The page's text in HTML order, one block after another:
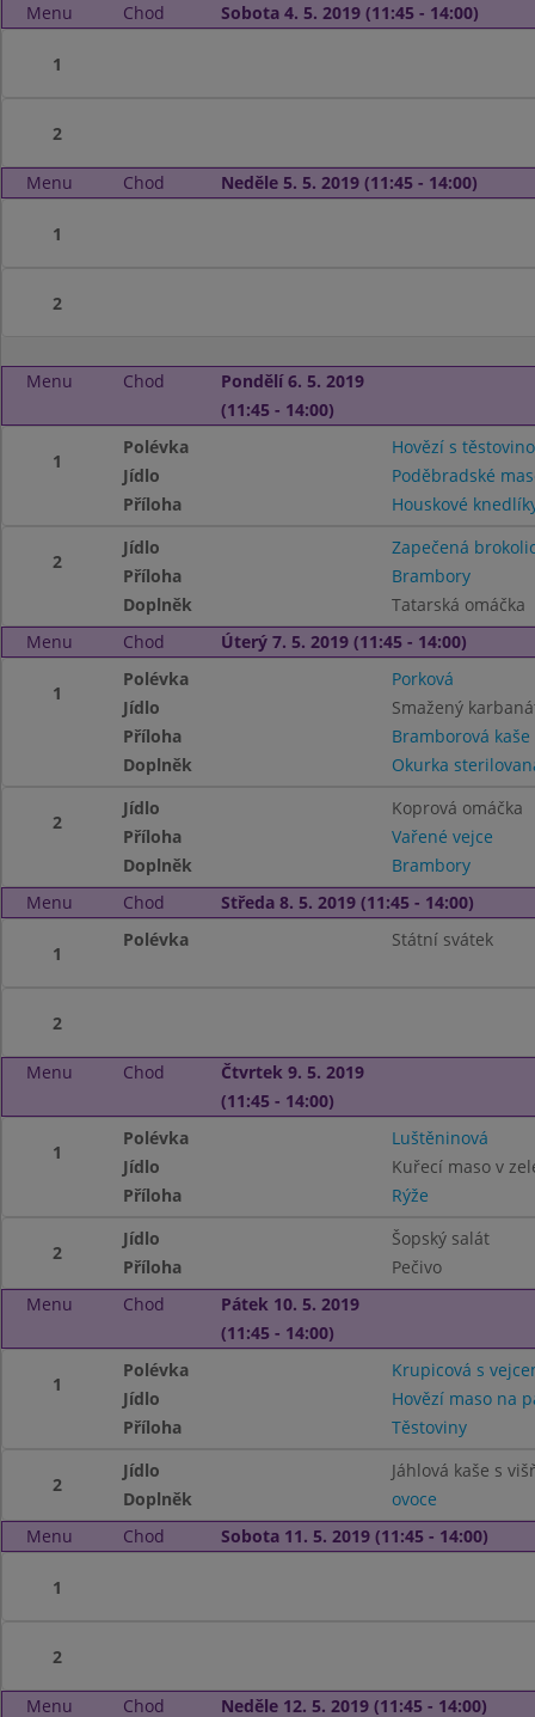
Menu
Chod Sobota 4. 5. 2019 (11:45 - 14:00)
1
2
Menu Chod Neděle 5. 5. 2019 (11:45 - 14:00)
1
2
Menu Chod
Pondělí 6. 5. 2019
(11:45 - 14:00)
1
Polévka
Hovězí s
Jídlo
Poděbradské
Příloha
Houskové
2
Jídlo
Zapečená
Příloha
Brambory
Doplněk
Tatarská omáčka
Menu
Chod Úterý 7. 5. 2019 (11:45 - 14:00)
1
Polévka
Porková
Jídlo
Smažený
Příloha
Bramborová kaše
Doplněk
Okurka
2
Jídlo
Koprová omáčka
Příloha
Vařené vejce
Doplněk
Brambory
Menu
Chod Středa 8. 5. 2019 (11:45 - 14:00)
1
Polévka Státní svátek
2
Menu Chod
Čtvrtek 9. 5. 2019
(11:45 - 14:00)
1
Polévka
Luštěninová
Jídlo
Kuřecí maso v
Příloha
Rýže
2
Jídlo
Šopský salát
Příloha
Pečivo
Menu
Chod
Pátek 10. 5. 2019
(11:45 - 14:00)
1
Polévka
Krupicová s
Jídlo
Hovězí maso na
Příloha
Těstoviny
2
Jídlo
Jáhlová kaše s
Doplněk
ovoce
Menu
Chod Sobota 11. 5. 2019 (11:45 - 14:00)
1
2
Menu Chod Neděle 12. 5. 2019 (11:45 - 14:00)